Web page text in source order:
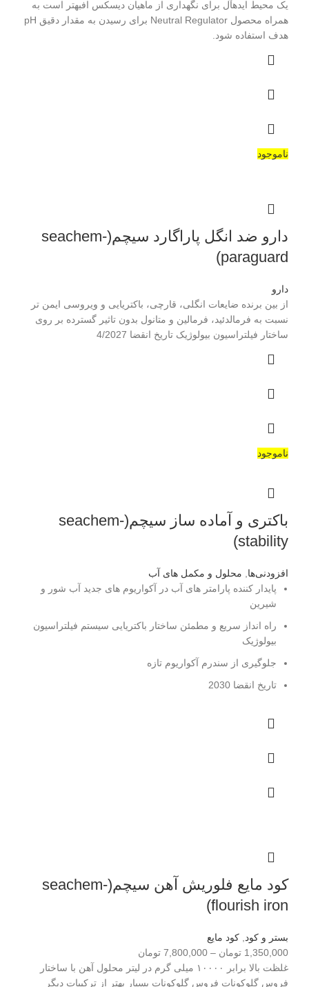
یک محیط ایدهآل برای نگهداری از ماهیان دیسکس افبهتر است به
همراه محصول Neutral Regulator برای رسیدن به مقدار دقیق pH
هدف استفاده شود.
ناموجود
دارو ضد انگل پاراگارد سیچم(seachem-
paraguard)
دارو
از بین برنده ضایعات انگلی، قارچی، باکتریایی و ویروسی ایمن تر
نسبت به فرمالدئید، فرمالین و متانول بدون تاثیر گسترده بر روی
ساختار فیلتراسیون بیولوژیک تاریخ انقضا 4/2027
ناموجود
باکتری و آماده ساز سیچم(seachem-
stability)
افزودنی‌ها
محلول و مکمل های آب
پایدار کننده پارامتر های آب در آکواریوم های جدید آب شور و
شیرین
راه انداز سریع و مطمئن ساختار باکتریایی سیستم فیلتراسیون
بیولوژیک
جلوگیری از سندرم آکواریوم تازه
تاریخ انقضا 2030
کود مایع فلوریش آهن سیچم(seachem-
flourish iron)
بستر و کود
کود مایع
1,350,000 تومان –
7,800,000 تومان
غلظت بالا برابر ۱۰۰۰۰ میلی گرم در لیتر محلول آهن با ساختار
فروس گلوکونات فروس گلوکونات بسیار بهتر از ترکیبات دیگر